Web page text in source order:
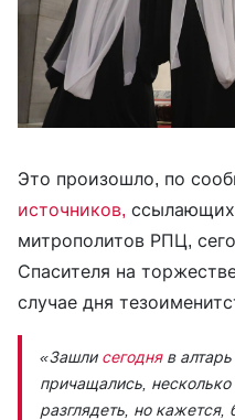
Это произошло, по
источников,
митрополитов РПЦ,
Спасителя на
случае дня
«Зашли сегодняв
причащались,
разглядеть, но